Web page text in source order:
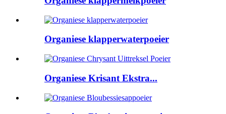
Organiese klapperwaterpoeier
Organiese Krisant Ekstra...